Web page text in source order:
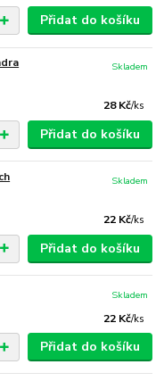
Přidat do košíku
28 Kč/ks
Skladem
Přidat do košíku
22 Kč/ks
Skladem
Přidat do košíku
22 Kč/ks
Skladem
Přidat do košíku